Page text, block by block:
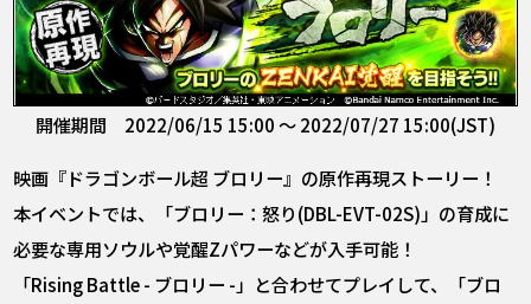
開催期間 2022/06/15 15:00 ～ 2022/07/27 15:00(JST)
映画『ドラゴンボール超 ブロリー』の原作再現ストーリー！
本イベントでは、「ブロリー：怒り(DBL-EVT-02S)」の育成に
必要な専用ソウルや覚醒Zパワーなどが入手可能！
「Rising Battle - ブロリー -」と合わせてプレイして、「ブロ